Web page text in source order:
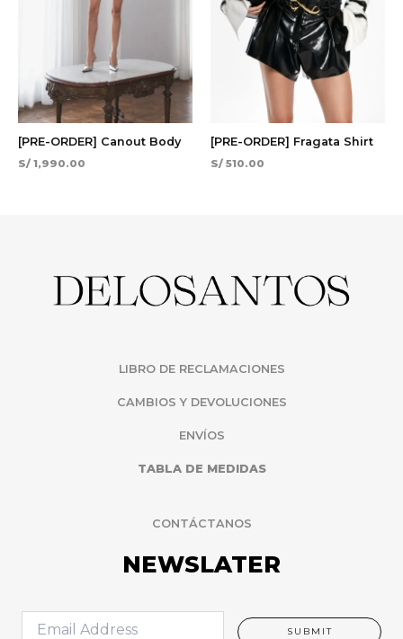
[PRE-ORDER] Canout Body
S/ 1,990.00
[PRE-ORDER] Fragata Shirt
S/ 510.00
LIBRO DE RECLAMACIONES
CAMBIOS Y DEVOLUCIONES
ENVÍOS
TABLA DE MEDIDAS
CONTÁCTANOS
NEWSLATER
SUBMIT